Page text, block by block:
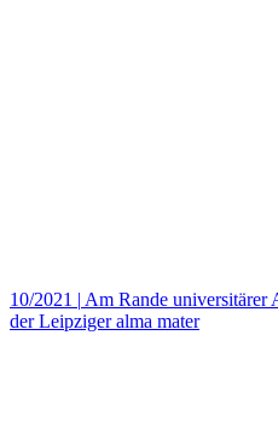
10/2021 | Am Rande universitärer
der Leipziger alma mater